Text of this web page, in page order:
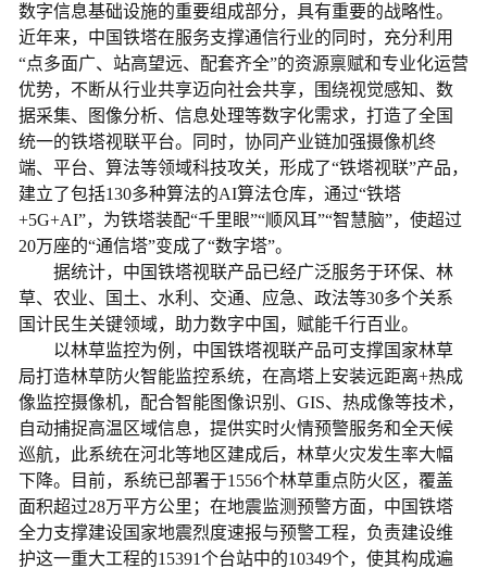
数字信息基础设施的重要组成部分，具有重要的战略性。
近年来，中国铁塔在服务支撑通信行业的同时，充分利用
“点多面广、站高望远、配套齐全”的资源禀赋和专业化运营
优势，不断从行业共享迈向社会共享，围绕视觉感知、数
据采集、图像分析、信息处理等数字化需求，打造了全国
统一的铁塔视联平台。同时，协同产业链加强摄像机终
端、平台、算法等领域科技攻关，形成了“铁塔视联”产品，
建立了包括130多种算法的AI算法仓库，通过“铁塔
+5G+AI”，为铁塔装配“千里眼”“顺风耳”“智慧脑”，使超过
20万座的“通信塔”变成了“数字塔”。
据统计，中国铁塔视联产品已经广泛服务于环保、林
草、农业、国土、水利、交通、应急、政法等30多个关系
国计民生关键领域，助力数字中国，赋能千行百业。
以林草监控为例，中国铁塔视联产品可支撑国家林草
局打造林草防火智能监控系统，在高塔上安装远距离+热成
像监控摄像机，配合智能图像识别、GIS、热成像等技术，
自动捕捉高温区域信息，提供实时火情预警服务和全天候
巡航，此系统在河北等地区建成后，林草火灾发生率大幅
下降。目前，系统已部署于1556个林草重点防火区，覆盖
面积超过28万平方公里；在地震监测预警方面，中国铁塔
全力支撑建设国家地震烈度速报与预警工程，负责建设维
护这一重大工程的15391个台站中的10349个，使其构成遍